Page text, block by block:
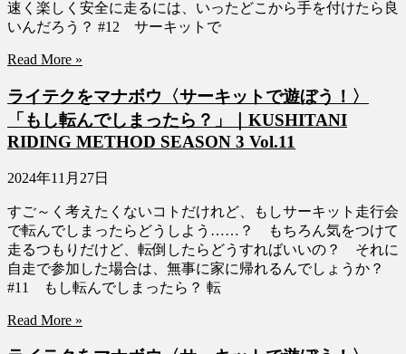
速く楽しく安全に走るには、いったどこから手を付けたら良
いんだろう？ #12 サーキットで
Read More »
ライテクをマナボウ〈サーキットで遊ぼう！〉
「もし転んでしまったら？」｜KUSHITANI
RIDING METHOD SEASON 3 Vol.11
2024年11月27日
すご～く考えたくないコトだけれど、もしサーキット走行会
で転んでしまったらどうしよう……？ もちろん気をつけて
走るつもりだけど、転倒したらどうすればいいの？ それに
自走で参加した場合は、無事に家に帰れるんでしょうか？
#11 もし転んでしまったら？ 転
Read More »